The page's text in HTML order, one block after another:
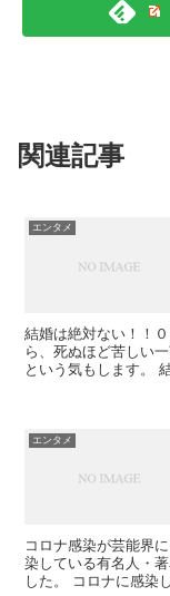
関連記事
エンタメ
結婚は絶対ない！！
ら、死ぬほど苦しい
という気もします。 結婚に不向きとはいえ、人間として誰か気を許
エンタメ
コロナ感染が芸能界
染している有名人・
した。 コロナに感染